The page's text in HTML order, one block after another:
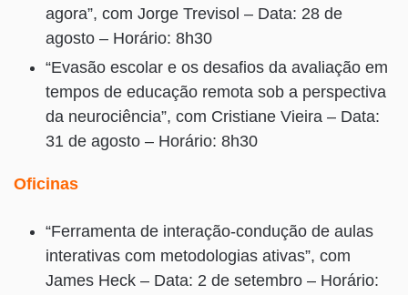
agora”, com Jorge Trevisol – Data: 28 de
agosto – Horário: 8h30
“Evasão escolar e os desafios da avaliação em
tempos de educação remota sob a perspectiva
da neurociência”, com Cristiane Vieira – Data:
31 de agosto – Horário: 8h30
Oficinas
“Ferramenta de interação-condução de aulas
interativas com metodologias ativas”, com
James Heck – Data: 2 de setembro – Horário: